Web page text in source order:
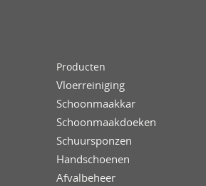
Producten
Vloerreiniging
Schoonmaakkar
Schoonmaakdoeken
Schuursponzen
Handschoenen
Afvalbeheer